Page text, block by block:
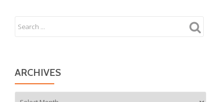
ARCHIVES